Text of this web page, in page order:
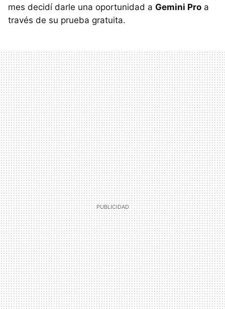
mes decidí darle una oportunidad a Gemini Pro a
través de su prueba gratuita.